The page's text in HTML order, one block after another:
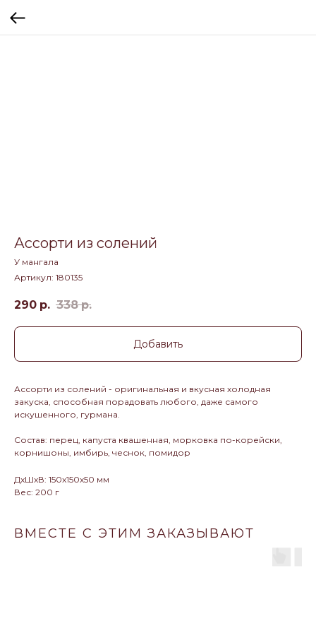
Ассорти из солений
У мангала
Артикул: 180135
290 р. 338 р.
Добавить
Ассорти из солений - оригинальная и вкусная холодная
закуска, способная порадовать любого, даже самого
искушенного, гурмана.
Состав: перец, капуста квашенная, морковка по-корейски,
корнишоны, имбирь, чеснок, помидор
ДxШxВ: 150x150x50 мм
Вес: 200 г
ВМЕСТЕ С ЭТИМ ЗАКАЗЫВАЮТ